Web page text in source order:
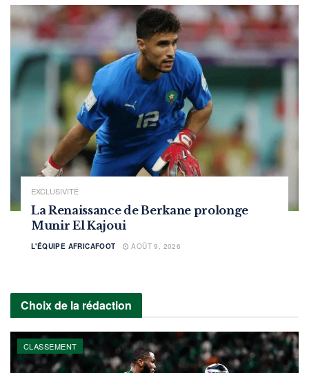
EXCLUSIVITÉ
La Renaissance de Berkane prolonge
Munir El Kajoui
L'ÉQUIPE AFRICAFOOT AOÛT 9, 2026
Choix de la rédaction
CLASSEMENT